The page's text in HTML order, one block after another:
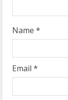
g
Name *
Email *